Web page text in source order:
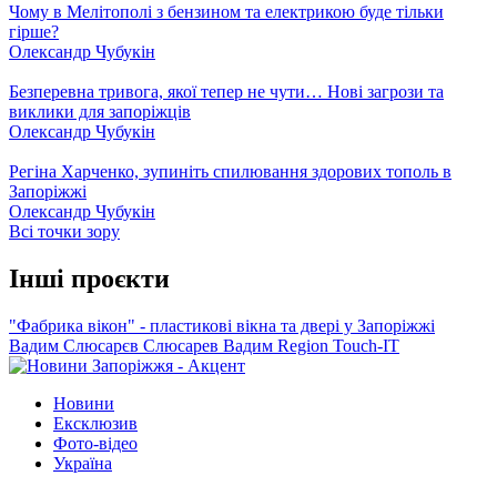
Чому в Мелітополі з бензином та електрикою буде тільки
гірше?
Олександр Чубукін
Безперевна тривога, якої тепер не чути… Нові загрози та
виклики для запоріжців
Олександр Чубукін
Регіна Харченко, зупиніть спилювання здорових тополь в
Запоріжжі
Олександр Чубукін
Всі точки зору
Інші проєкти
"Фабрика вікон" - пластикові вікна та двері у Запоріжжі
Вадим Слюсарєв Слюсарев Вадим Region Touch-IT
Новини
Ексклюзив
Фото-відео
Україна